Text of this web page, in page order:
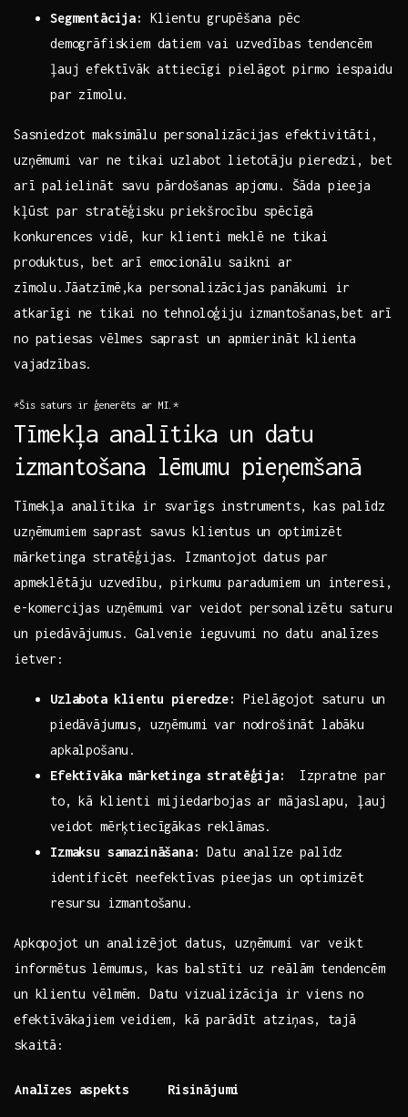
Segmentācija:
Klientu grupēšana pēc
demogrāfiskiem datiem vai uzvedības tendencēm
ļauj efektīvāk ⁤attiecīgi pielāgot pirmo iespaidu
par zīmolu.
Sasniedzot maksimālu personalizācijas efektivitāti,
uzņēmumi‌ var ne tikai uzlabot lietotāju⁤ pieredzi, bet
arī palielināt savu pārdošanas apjomu. ⁢Šāda pieeja ​
kļūst par stratēģisku priekšrocību​ spēcīgā
konkurences vidē, kur klienti meklē ne tikai
produktus, bet arī emocionālu saikni ar
zīmolu.Jāatzīmē,ka personalizācijas panākumi ir
atkarīgi ne tikai no⁣ tehnoloģiju⁣ izmantošanas,bet arī
no patiesas ⁢vēlmes saprast un apmierināt klienta
vajadzības.
*Šis saturs ir ģenerēts ar MI.*
Tīmekļa analītika un datu
izmantošana lēmumu pieņemšanā
Tīmekļa analītika ir svarīgs instruments, kas palīdz⁢
uzņēmumiem saprast savus klientus un optimizēt
mārketinga stratēģijas. Izmantojot datus par
apmeklētāju uzvedību, pirkumu paradumiem un interesi,
⁤e-komercijas uzņēmumi var veidot personalizētu saturu
un ​piedāvājumus. Galvenie ieguvumi⁢ no datu analīzes ​
ietver:
Uzlabota ⁣klientu pieredze:
Pielāgojot saturu un
piedāvājumus, uzņēmumi var nodrošināt labāku
‌apkalpošanu.
Efektīvāka mārketinga stratēģija:
‌ Izpratne par‌
to, kā klienti mijiedarbojas ar mājaslapu, ļauj ​
veidot mērķtiecīgākas reklāmas.
Izmaksu samazināšana: Datu⁤ analīze palīdz
identificēt neefektīvas pieejas un optimizēt
resursu izmantošanu.
Apkopojot un analizējot datus, uzņēmumi var ‌veikt
informētus lēmumus, kas ​balstīti uz reālām tendencēm
un klientu vēlmēm. Datu vizualizācija ir viens no
⁣efektīvākajiem veidiem, ‌kā ⁣parādīt atziņas, tajā
skaitā:
Analīzes aspekts Risinājumi